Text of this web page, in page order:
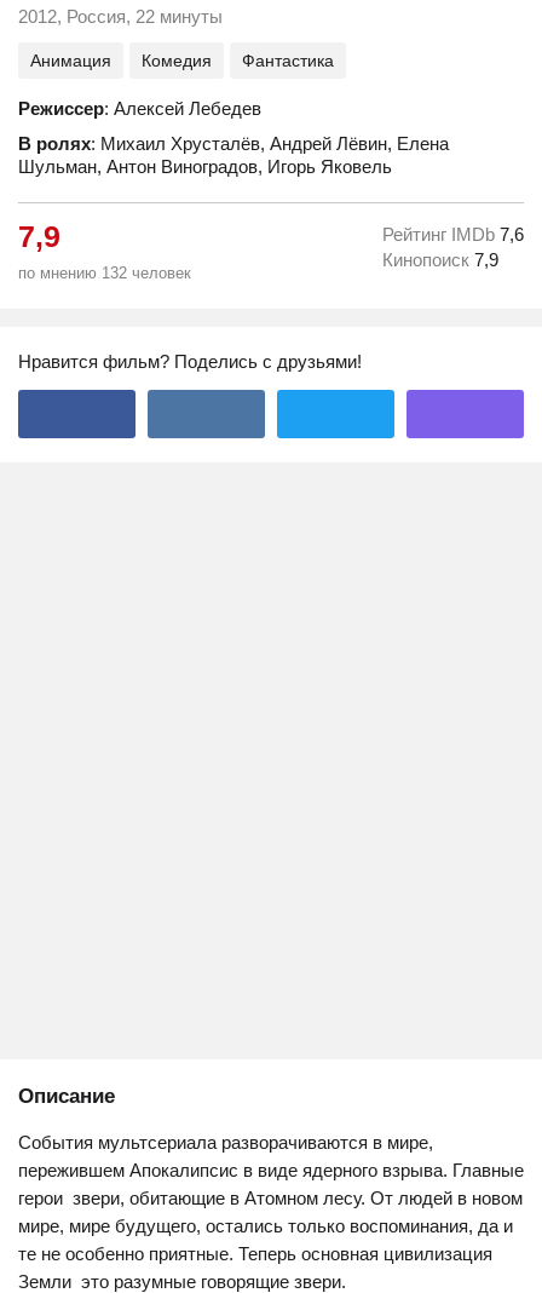
2012, Россия, 22 минуты
Анимация Комедия Фантастика
Режиссер: Алексей Лебедев
В ролях: Михаил Хрусталёв, Андрей Лёвин, Елена
Шульман, Антон Виноградов, Игорь Яковель
7,9
по мнению 132 человек
Рейтинг IMDb 7,6
Кинопоиск 7,9
Нравится фильм? Поделись с друзьями!
Описание
События мультсериала разворачиваются в мире,
пережившем Апокалипсис в виде ядерного взрыва. Главные
герои  звери, обитающие в Атомном лесу. От людей в новом
мире, мире будущего, остались только воспоминания, да и
те не особенно приятные. Теперь основная цивилизация
Земли  это разумные говорящие звери.